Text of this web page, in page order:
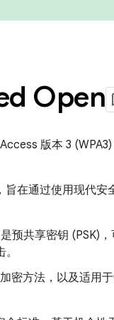
Open
版本 3
在通过使用现代
预共享密钥 (PSK)
密方法，以及适用